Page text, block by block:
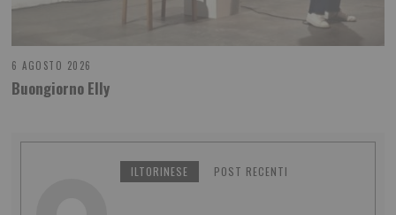
6 AGOSTO 2026
Buongiorno Elly
ILTORINESE POST RECENTI